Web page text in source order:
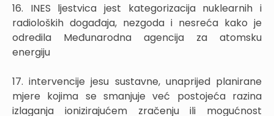
16. INES ljestvica jest kategorizacija nuklearnih i
radioloških događaja, nezgoda i nesreća kako je
odredila Međunarodna agencija za atomsku
energiju
17. intervencije jesu sustavne, unaprijed planirane
mjere kojima se smanjuje već postojeća razina
izlaganja ionizirajućem zračenju ili mogućnost